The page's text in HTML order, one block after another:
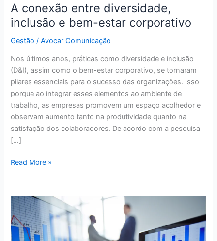
A conexão entre diversidade,
inclusão e bem-estar corporativo
Gestão /Avocar Comunicação
Nos últimos anos, práticas como diversidade e inclusão
(D&I), assim como o bem-estar corporativo, se tornaram
pilares essenciais para o sucesso das organizações. Isso
porque ao integrar esses elementos ao ambiente de
trabalho, as empresas promovem um espaço acolhedor e
observam aumento tanto na produtividade quanto na
satisfação dos colaboradores. De acordo com a pesquisa
[…]
Read More »
Acessibilidade
e
Inclusão:
Facilitando